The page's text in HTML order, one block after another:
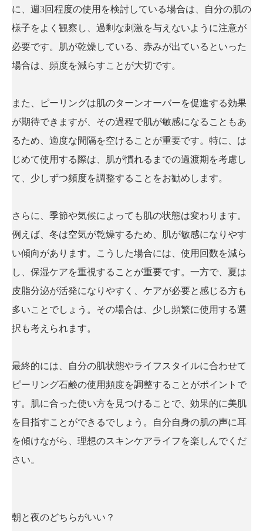
に、週3回程度の使用を検討している場合は、自分の肌の
様子をよく観察し、過剰な刺激を与えないように注意が
必要です。肌が乾燥している、赤みが出ているといった
場合は、頻度を減らすことが大切です。
また、ピーリングは肌のターンオーバーを促進する効果
が期待できますが、その過程で肌が敏感になることもあ
るため、適度な間隔を空けることが重要です。特に、は
じめて使用する際は、肌が慣れるまでの過渡期を考慮し
て、少しずつ頻度を調整することをお勧めします。
さらに、季節や気候によっても肌の状態は変わります。
例えば、冬は空気が乾燥するため、肌が敏感になりやす
い傾向があります。こうした場合には、使用回数を減ら
し、保湿ケアを重視することが重要です。一方で、夏は
皮脂分泌が活発になりやすく、ケアが必要と感じる方も
多いことでしょう。その場合は、少し頻繁に使用する選
択も考えられます。
最終的には、自分の肌状態やライフスタイルに合わせて
ピーリング石鹸の使用頻度を調整することがポイントで
す。肌に合った使い方を見つけることで、効果的に美肌
を目指すことができるでしょう。自分自身の肌の声に耳
を傾けながら、理想のスキンケアライフを楽しんでくだ
さい。
朝と夜のどちらがいい？